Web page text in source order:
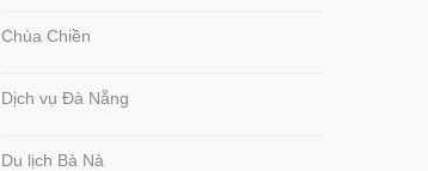
Chùa Chiền
Dịch vụ Đà Nẵng
Du lịch Bà Nà